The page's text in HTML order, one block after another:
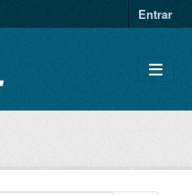
Entrar